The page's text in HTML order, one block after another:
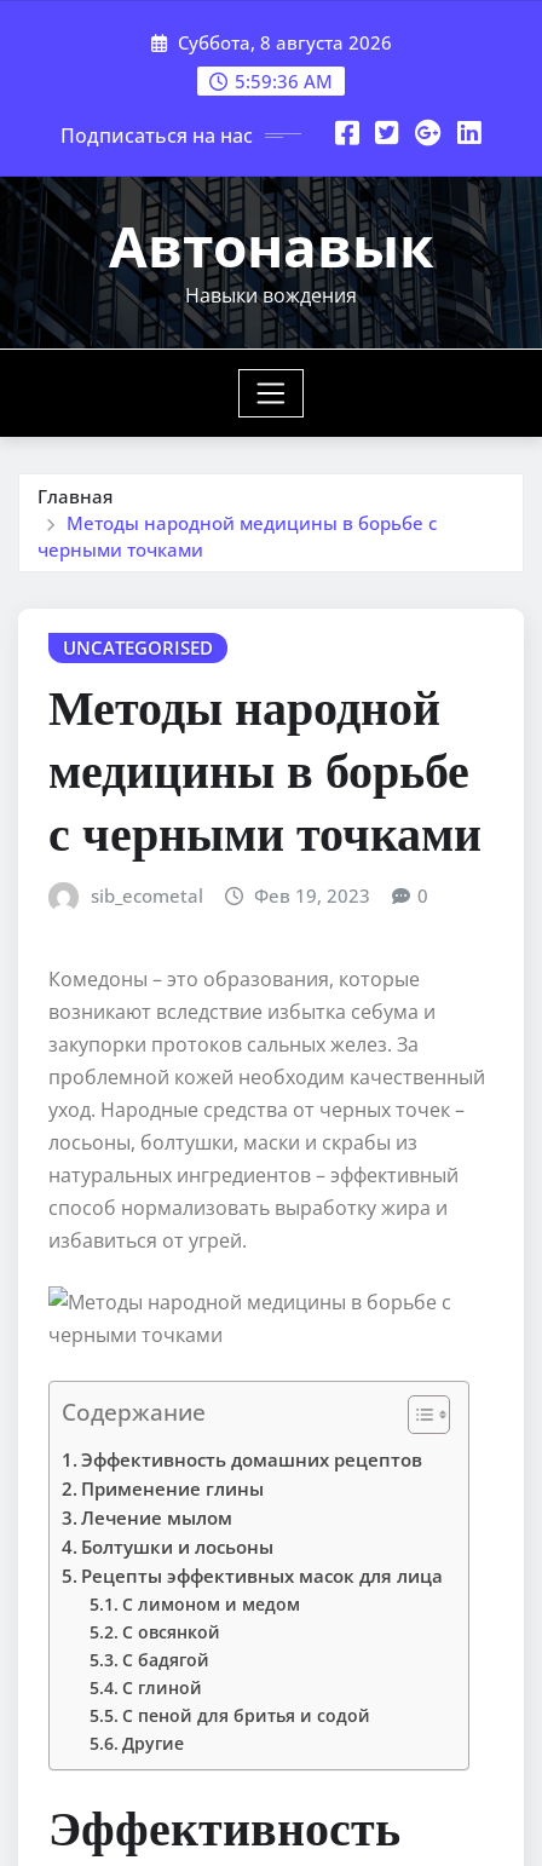
Суббота, 8 августа 2026
5:59:36 AM
Подписаться на нас
Автонавык
Навыки вождения
Главная
Методы народной медицины в борьбе с
черными точками
UNCATEGORISED
Методы народной
медицины в борьбе
с черными точками
sib_ecometal Фев 19, 2023 0
Комедоны – это образования, которые
возникают вследствие избытка себума и
закупорки протоков сальных желез. За
проблемной кожей необходим качественный
уход. Народные средства от черных точек –
лосьоны, болтушки, маски и скрабы из
натуральных ингредиентов – эффективный
способ нормализовать выработку жира и
избавиться от угрей.
Содержание
Эффективность домашних рецептов
Применение глины
Лечение мылом
Болтушки и лосьоны
Рецепты эффективных масок для лица
С лимоном и медом
С овсянкой
С бадягой
С глиной
С пеной для бритья и содой
Другие
Эффективность